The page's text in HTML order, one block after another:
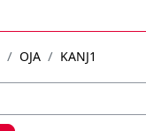
OJA KANJ1